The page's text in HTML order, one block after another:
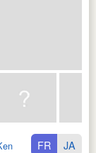
FR JA